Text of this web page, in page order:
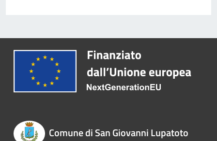
Comune di San Giovanni Lupatoto